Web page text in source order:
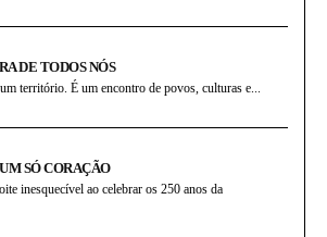
DE TODOS NÓS
território. É um encontro de povos, culturas e...
SÓ CORAÇÃO
inesquecível ao celebrar os 250 anos da